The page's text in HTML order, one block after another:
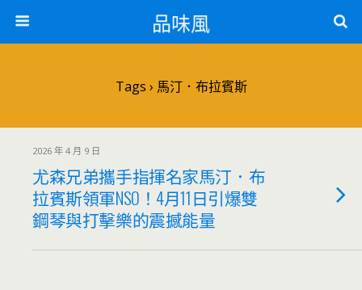
品味風
Tags › 馬汀．布拉賓斯
2026 年 4 月 9 日
尤森兄弟攜手指揮名家馬汀．布
拉賓斯領軍NSO！4月11日引爆雙
鋼琴與打擊樂的震撼能量